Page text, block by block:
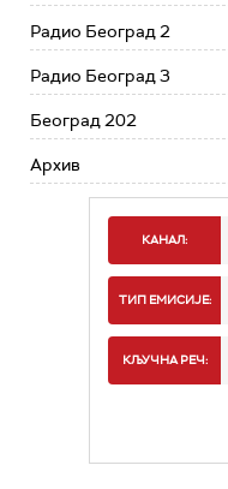
Радио Београд 2
Радио Београд 3
Београд 202
Архив
КАНАЛ:
ТИП ЕМИСИЈЕ:
КЉУЧНА РЕЧ: